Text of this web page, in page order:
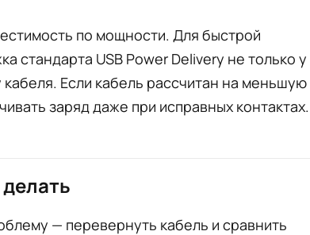
по мощности. Для быстрой
стандарта USB Power Delivery не только у
кабеля. Если кабель рассчитан на меньшую
заряд даже при исправных контактах.
— перевернуть кабель и сравнить